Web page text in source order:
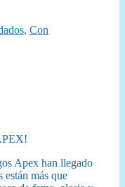
, Con
Apex han llegado
están más que